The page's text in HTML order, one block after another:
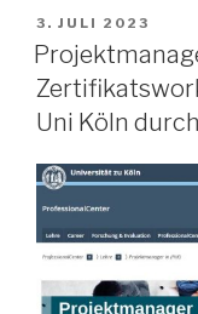
VERÖFFENTLICHT
AM
3. JULI 2023
Uni Köln